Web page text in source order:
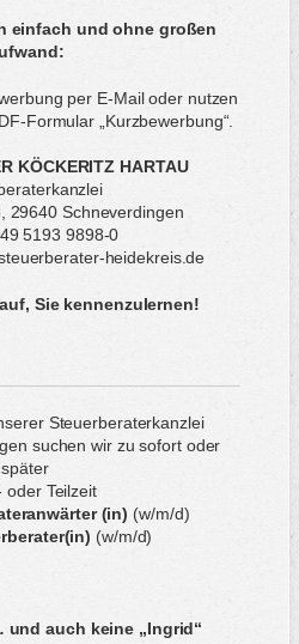
einfach und ohne großen
per E-Mail oder nutzen
Formular „Kurzbewerbung“.
KÖCKERITZ HARTAU
29640 Schneverdingen
5193 9898-0
heidekreis.de
Sie kennenzulernen!
Steuerberaterkanzlei
suchen wir zu sofort oder
später
oder Teilzeit
(in) (w/m/d)
(w/m/d)
auch keine „Ingrid“